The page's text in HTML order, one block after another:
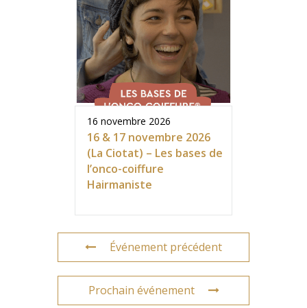
16 novembre 2026
16 & 17 novembre 2026
(La Ciotat) – Les bases de
l’onco-coiffure
Hairmaniste
Événement précédent
Prochain événement